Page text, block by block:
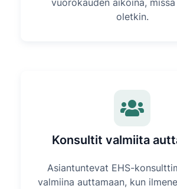
vuorokauden aikoina,
oletkin.
Konsultit valmiita
Asiantuntevat EHS-
valmiina auttamaan, kun